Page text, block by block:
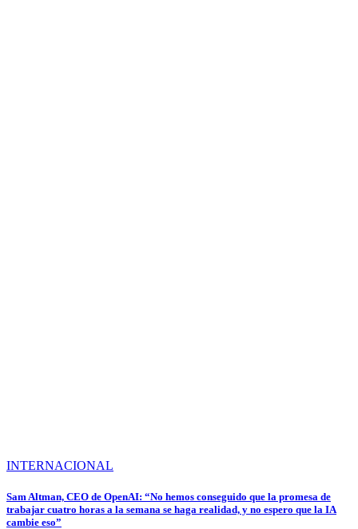
INTERNACIONAL
Sam Altman, CEO de OpenAI: “No hemos conseguido que la promesa de
trabajar cuatro horas a la semana se haga realidad, y no espero que la IA
cambie eso”